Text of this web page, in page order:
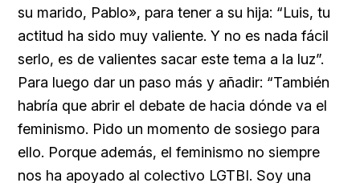
su marido, Pablo», para tener a su hija: “Luis, tu
actitud ha sido muy valiente. Y no es nada fácil
serlo, es de valientes sacar este tema a la luz”.
Para luego dar un paso más y añadir: “También
habría que abrir el debate de hacia dónde va el
feminismo. Pido un momento de sosiego para
ello. Porque además, el feminismo no siempre
nos ha apoyado al colectivo LGTBI. Soy una